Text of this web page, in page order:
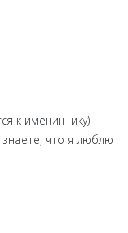
к имениннику)
что я люблю